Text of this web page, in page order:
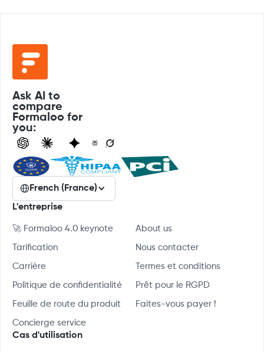
Ask AI to
compare
Formaloo for
you:
French (France)
L'entreprise
🚀 Formaloo 4.0 keynote About us
Tarification Nous contacter
Carrière Termes et conditions
Politique de confidentialité Prêt pour le RGPD
Feuille de route du produit Faites-vous payer !
Concierge service
Cas d'utilisation